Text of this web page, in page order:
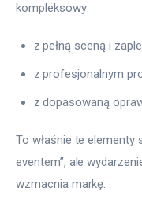
kompleksowy:
z pełną sceną i
z profesjonalnym
z dopasowaną
To właśnie te elementy
eventem”, ale
wzmacnia markę.